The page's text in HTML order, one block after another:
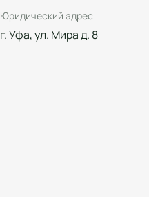
Юридический адрес
г. Уфа, ул. Мира д. 8